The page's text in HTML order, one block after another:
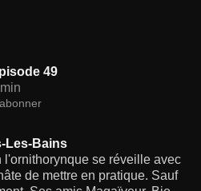
49
Les-Bains
l'ornithorynque se réveille avec
de mettre en pratique. Sauf